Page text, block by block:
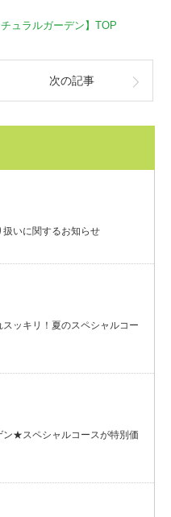
ュラルガーデン】TOP
次の記事
扱いに関するお知らせ
スッキリ！夏のスペシャルコー
ン★スペシャルコースが特別価